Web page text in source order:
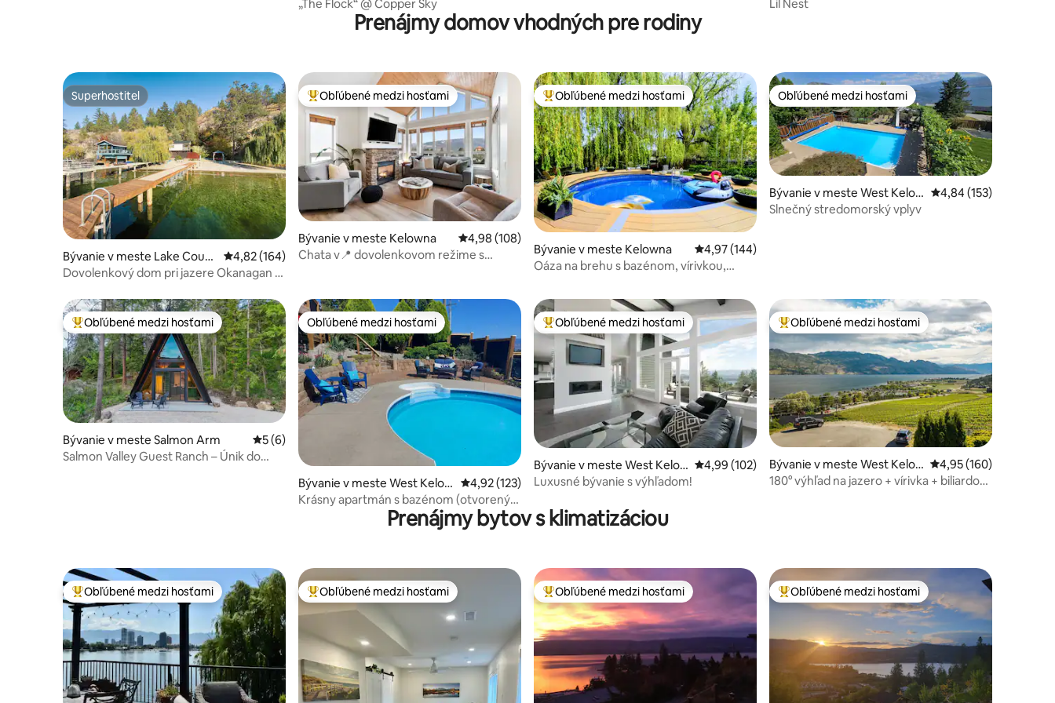
„The Flock“ @ Copper Sky
Lil Nest
Prenájmy domov vhodných pre rodiny
Superhostiteľ
Superhostiteľ
Bývanie v meste Lake Count
ry
Priemerné ohodnotenie 4,82 z 5, počet hodnotení: 164
4,82 (164)
Dovolenkový dom pri jazere Okanagan +
Najobľúbenejšie medzi hosťami
Obľúbené medzi hosťami
Bývanie v meste Kelowna Priemerné ohodnotenie 4,98 z 5, počet hodnotení: 108
4,98 (108)
Chata v📍 dovolenkovom režime s
Najobľúbenejšie medzi hosťami
Obľúbené medzi hosťami
Bývanie v meste Kelowna Priemerné ohodnotenie 4,97 z 5, počet hodnotení: 144
4,97 (144)
Oáza na brehu s bazénom, vírivkou,
Obľúbené medzi hosťami
Obľúbené medzi hosťami
Bývanie v meste West Kelow
na
Priemerné
4,84 (153)
Slnečný stredomorský vplyv
Najobľúbenejšie medzi hosťami
Obľúbené medzi hosťami
Bývanie v meste Salmon Arm Priemerné ohodnotenie 5 z 5, počet hodnotení: 6
5 (6)
Salmon Valley Guest Ranch – Únik do
Obľúbené medzi hosťami
Obľúbené medzi hosťami
Bývanie v meste West Kelow
na
Priemerné ohodnotenie 4,92 z 5, počet hodnotení: 123
4,92 (123)
Krásny apartmán s bazénom (otvorený
Najobľúbenejšie medzi hosťami
Obľúbené medzi hosťami
Bývanie v meste West Kelo
wna
Priemerné ohodnotenie 4,99 z 5, počet hodnotení: 102
4,99 (102)
Luxusné bývanie s výhľadom!
Najobľúbenejšie medzi hosťami
Obľúbené medzi hosťami
Bývanie v meste West Kelo
wna
Priemerné
4,95 (160)
180° výhľad na jazero + vírivka + biliardový
Prenájmy bytov s klimatizáciou
Najobľúbenejšie medzi hosťami
Obľúbené medzi hosťami Najobľúbenejšie medzi hosťami
Obľúbené medzi hosťami Najobľúbenejšie medzi hosťami
Obľúbené medzi hosťami Najobľúbenejšie medzi hosťami
Obľúbené medzi hosťami